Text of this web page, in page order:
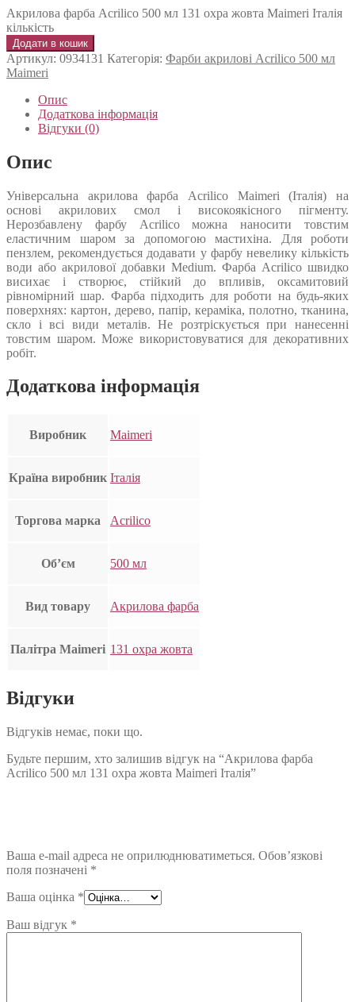
Акрилова фарба Acrilico 500 мл 131 охра жовта Maimeri Італія
кількість
Додати в кошик
Артикул: 0934131 Категорія: Фарби акрилові Acrilico 500 мл
Maimeri
Опис
Додаткова інформація
Відгуки (0)
Опис
Універсальна акрилова фарба Acrilico Maimeri (Італія) на
основі акрилових смол і високоякісного пігменту.
Нерозбавлену фарбу Acrilico можна наносити товстим
еластичним шаром за допомогою мастихіна. Для роботи
пензлем, рекомендується додавати у фарбу невелику кількість
води або акрилової добавки Medium. Фарба Acrilico швидко
висихає і створює, стійкий до впливів, оксамитовий
рівномірний шар. Фарба підходить для роботи на будь-яких
поверхнях: картон, дерево, папір, кераміка, полотно, тканина,
скло і всі види металів. Не розтріскується при нанесенні
товстим шаром. Може використовуватися для декоративних
робіт.
Додаткова інформація
Виробник Maimeri
Країна виробник Італія
Торгова марка Acrilico
Об’єм 500 мл
Вид товару Акрилова фарба
Палітра Maimeri 131 охра жовта
Відгуки
Відгуків немає, поки що.
Будьте першим, хто залишив відгук на “Акрилова фарба
Acrilico 500 мл 131 охра жовта Maimeri Італія”
Ваша e-mail адреса не оприлюднюватиметься. Обов’язкові
поля позначені *
Ваша оцінка *
Ваш відгук *